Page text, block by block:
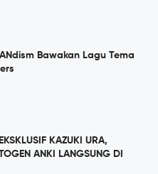
Bawakan Lagu Tema
KAZUKI URA,
ANKI LANGSUNG DI